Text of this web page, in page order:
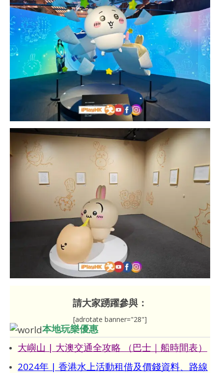
請大家踴躍參與：
[adrotate banner="28"]
本地玩樂優惠
大嶼山 | 大澳交通全攻略 （巴士｜船時間表）
2024年 | 香港水上活動租借及價錢資料、路線